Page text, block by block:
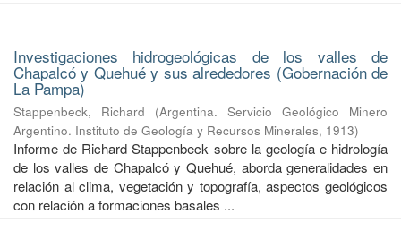
Investigaciones hidrogeológicas de los valles de
Chapalcó y Quehué y sus alrededores (Gobernación de
La Pampa)
Stappenbeck, Richard (Argentina. Servicio Geológico Minero
Argentino. Instituto de Geología y Recursos Minerales, 1913)
Informe de Richard Stappenbeck sobre la geología e hidrología
de los valles de Chapalcó y Quehué, aborda generalidades en
relación al clima, vegetación y topografía, aspectos geológicos
con relación a formaciones basales ...